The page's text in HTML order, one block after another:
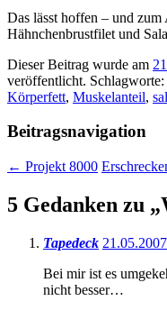
Das lässt hoffen – und zum
Hähnchenbrustfilet und
Dieser Beitrag wurde am
veröffentlicht. Schlagworte:
Körperfett, Muskelanteil,
Beitragsnavigation
← Projekt 8000
5 Gedanken zu „
Tapedeck
Bei mir ist es
nicht besser…